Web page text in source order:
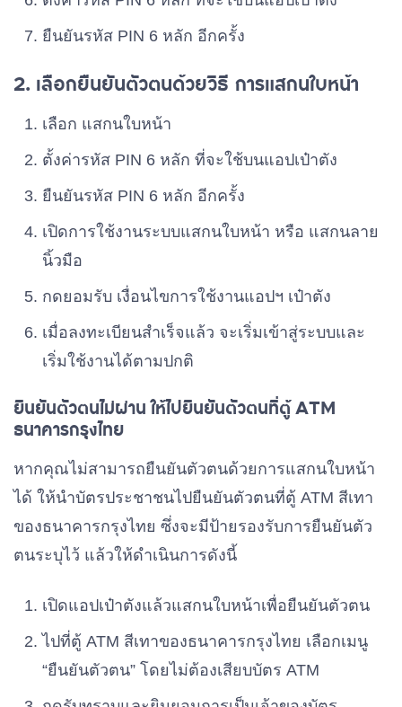
ยืนยันรหัส PIN 6 หลัก อีกครั้ง
2. เลือกยืนยันตัวตนด้วยวิธี การแสกนใบหน้า
เลือก แสกนใบหน้า
ตั้งค่ารหัส PIN 6 หลัก ที่จะใช้บนแอปเป๋าตัง
ยืนยันรหัส PIN 6 หลัก อีกครั้ง
เปิดการใช้งานระบบแสกนใบหน้า หรือ แสกนลาย
นิ้วมือ
กดยอมรับ เงื่อนไขการใช้งานแอปฯ เป๋าตัง
เมื่อลงทะเบียนสำเร็จแล้ว จะเริ่มเข้าสู่ระบบและ
เริ่มใช้งานได้ตามปกติ
ยืนยันตัวตนไม่ผ่าน ให้ไปยืนยันตัวตนที่ตู้ ATM
ธนาคารกรุงไทย
หากคุณไม่สามารถยืนยันตัวตนด้วยการแสกนใบหน้า
ได้ ให้นำบัตรประชาชนไปยืนยันตัวตนที่ตู้ ATM สีเทา
ของธนาคารกรุงไทย ซึ่งจะมีป้ายรองรับการยืนยันตัว
ตนระบุไว้ แล้วให้ดำเนินการดังนี้
เปิดแอปเป๋าตังแล้วแสกนใบหน้าเพื่อยืนยันตัวตน
ไปที่ตู้ ATM สีเทาของธนาคารกรุงไทย เลือกเมนู
“ยืนยันตัวตน” โดยไม่ต้องเสียบบัตร ATM